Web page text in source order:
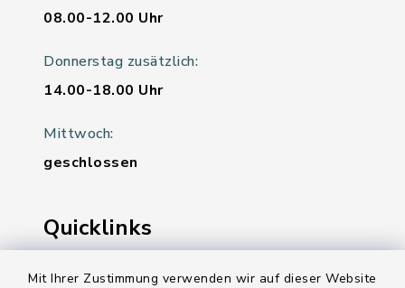
Mit Ihrer Zustimmung verwenden wir auf dieser Website
08.00-12.00 Uhr
Donnerstag zusätzlich:
14.00-18.00 Uhr
Mittwoch:
geschlossen
Quicklinks
Ihre Behördennummer 115